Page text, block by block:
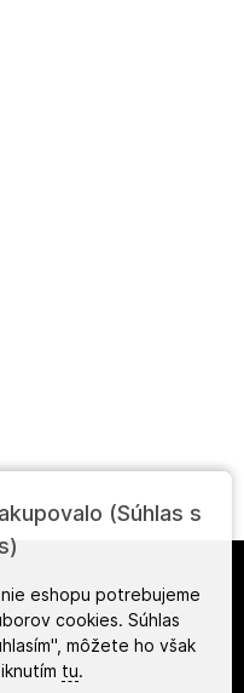
(Súhlas s
eshopu potrebujeme
cookies. Súhlas
môžete ho však
tu.